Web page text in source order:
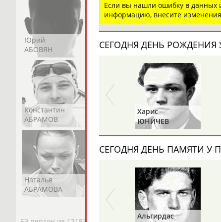
Юрий
АБОВЯН
Никита
АБОЗОВИК
Виктор
АБОИМОВ
Константин
АБРАМОВ
Николай
АБРАМОВ
Наталья
АБРАМОВА
АБРАМОВА
Светлана
АБРАМОВА
Если вы нашли ошибку в
информацию, внесите
СЕГОДНЯ ДЕНЬ РОЖДЕНИЯ
Харис
ЮНИЧЕВ
Валерий
ПУШКАРЕВ
СЕГОДНЯ ДЕНЬ ПАМЯТИ У
Иван